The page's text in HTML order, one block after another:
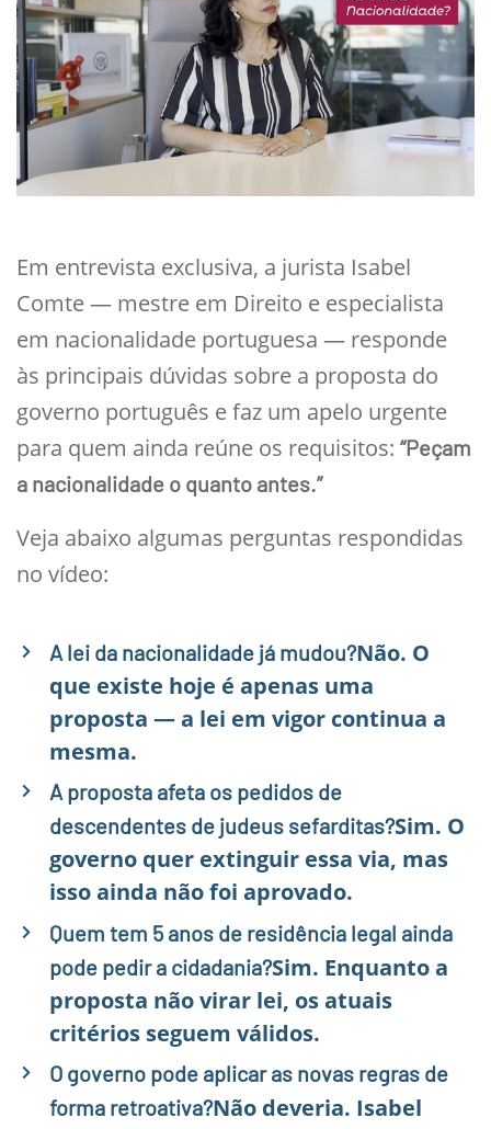
Em entrevista exclusiva, a jurista Isabel
Comte — mestre em Direito e especialista
em nacionalidade portuguesa — responde
às principais dúvidas sobre a proposta do
governo português e faz um apelo urgente
para quem ainda reúne os requisitos: “Peçam
a nacionalidade o quanto antes.”
Veja abaixo algumas perguntas respondidas
no vídeo:
A lei da nacionalidade já mudou?Não. O
que existe hoje é apenas uma
proposta — a lei em vigor continua a
mesma.
A proposta afeta os pedidos de
descendentes de judeus sefarditas?Sim. O
governo quer extinguir essa via, mas
isso ainda não foi aprovado.
Quem tem 5 anos de residência legal ainda
pode pedir a cidadania?Sim. Enquanto a
proposta não virar lei, os atuais
critérios seguem válidos.
O governo pode aplicar as novas regras de
forma retroativa?Não deveria. Isabel